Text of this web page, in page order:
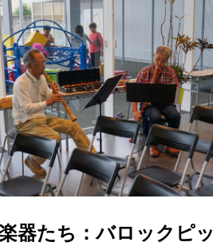
器たち：バロックピッ